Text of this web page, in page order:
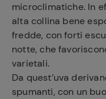
microclimatiche. In
alta collina bene
fredde, con forti
notte, che
varietali.
Da quest’uva
spumanti, con un